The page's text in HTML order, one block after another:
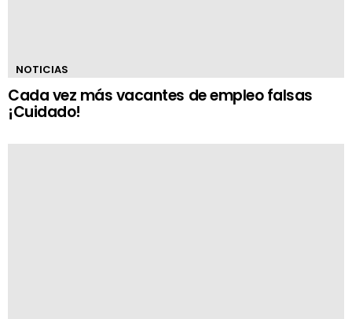
NOTICIAS
Cada vez más vacantes de empleo falsas
¡Cuidado!